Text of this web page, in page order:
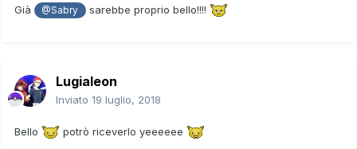
Già @Sabry sarebbe proprio bello!!!!
Lugialeon
Inviato 19 luglio, 2018
Bello potrò riceverlo yeeeeee